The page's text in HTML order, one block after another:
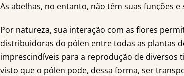
As abelhas, no entanto, não têm suas funções
Por natureza, sua interação com as flores
distribuidoras do pólen entre todas as plantas
imprescindíveis para a reprodução de diversos
visto que o pólen pode, dessa forma, ser